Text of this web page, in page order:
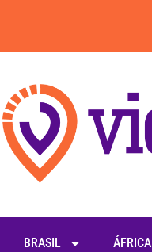
BRASIL ÁFRICA